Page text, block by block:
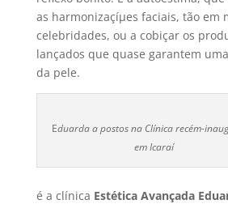
as harmonizaçíµes faciais, tão em
celebridades, ou a cobiçar os
lançados que quase garantem
da pele.
Eduarda a postos na Clí­nica recém-
em Icaraí­
é a clí­nica Estética Avançada